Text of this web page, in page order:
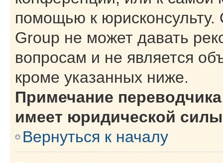
помощью к
Group не может давать
вопросам и не является
кроме указанных ниже.
Примечание
имеет юридической
Вернуться к началу